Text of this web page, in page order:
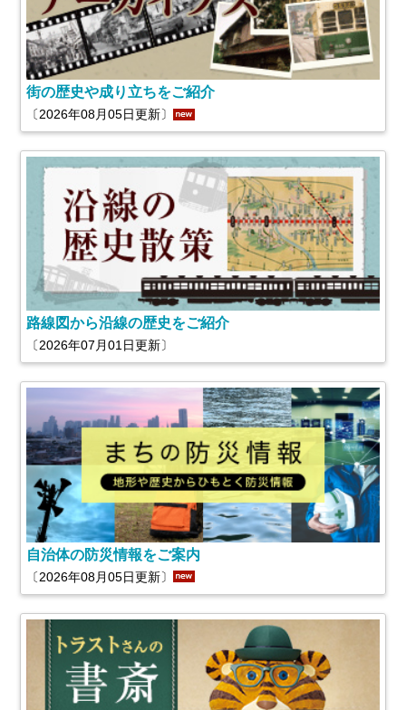
街の歴史や成り立ちをご紹介
〔2026年08月05日更新〕
路線図から沿線の歴史をご紹介
〔2026年07月01日更新〕
自治体の防災情報をご案内
〔2026年08月05日更新〕